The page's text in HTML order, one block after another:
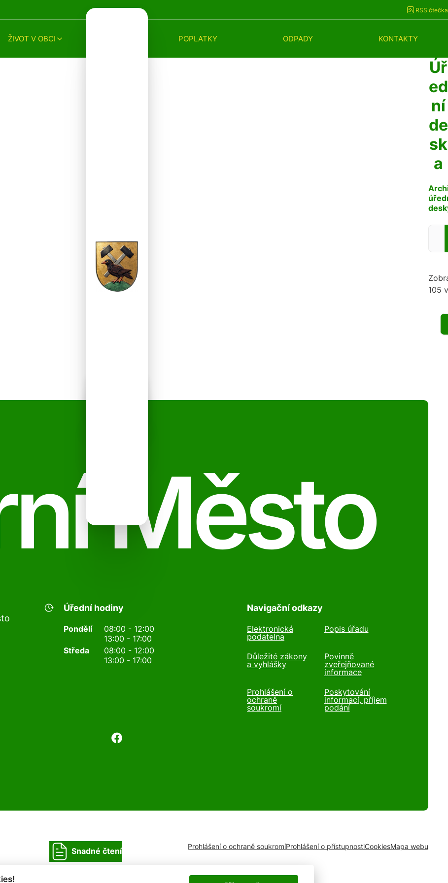
RSS čtečka
ŽIVOT V OBCI POPLATKY ODPADY KONTAKTY
Úř
ed
ní
de
sk
a
105
Město
Úřední hodiny
Pondělí
08:00 - 12:00
13:00 - 17:00
Středa
08:00 - 12:00
13:00 - 17:00
Navigační odkazy
Elektronická
podatelna
Popis úřadu
Důležité zákony
a vyhlášky
Povinně
zveřejňované
informace
Prohlášení o
ochraně
soukromí
Poskytování
informací, příjem
podání
Snadné čtení Prohlášení o ochraně soukromíProhlášení o přístupnostiCookiesMapa webu